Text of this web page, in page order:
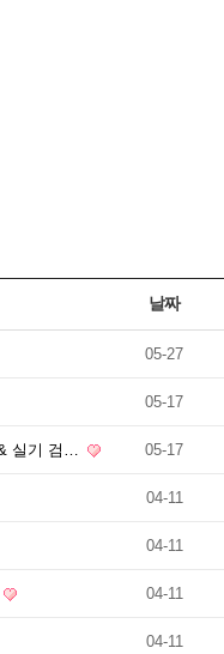
날짜
05-27
05-17
실기 검… 05-17
04-11
04-11
04-11
04-11